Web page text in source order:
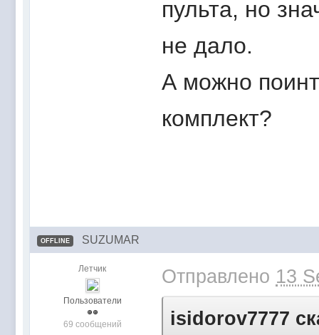
пульта, но
не дало.
А можно
комплект?
OFFLINE SUZUMAR
Летчик
Пользователи
69 сообщений
Отправлено 13
isidorov7777